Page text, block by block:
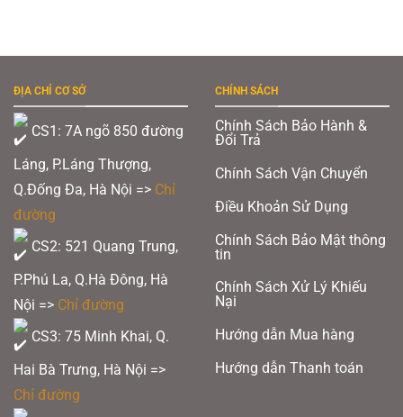
ĐỊA CHỈ CƠ SỞ
CS1: 7A ngõ 850 đường
Láng, P.Láng Thượng,
Q.Đống Đa, Hà Nội => Chỉ
đường
CS2: 521 Quang Trung,
P.Phú La, Q.Hà Đông, Hà
Nội => Chỉ đường
CS3: 75 Minh Khai, Q.
Hai Bà Trưng, Hà Nội =>
Chỉ đường
CHÍNH SÁCH
Chính Sách Bảo Hành &
Đổi Trả
Chính Sách Vận Chuyển
Điều Khoản Sử Dụng
Chính Sách Bảo Mật thông
tin
Chính Sách Xử Lý Khiếu
Nại
Hướng dẫn Mua hàng
Hướng dẫn Thanh toán